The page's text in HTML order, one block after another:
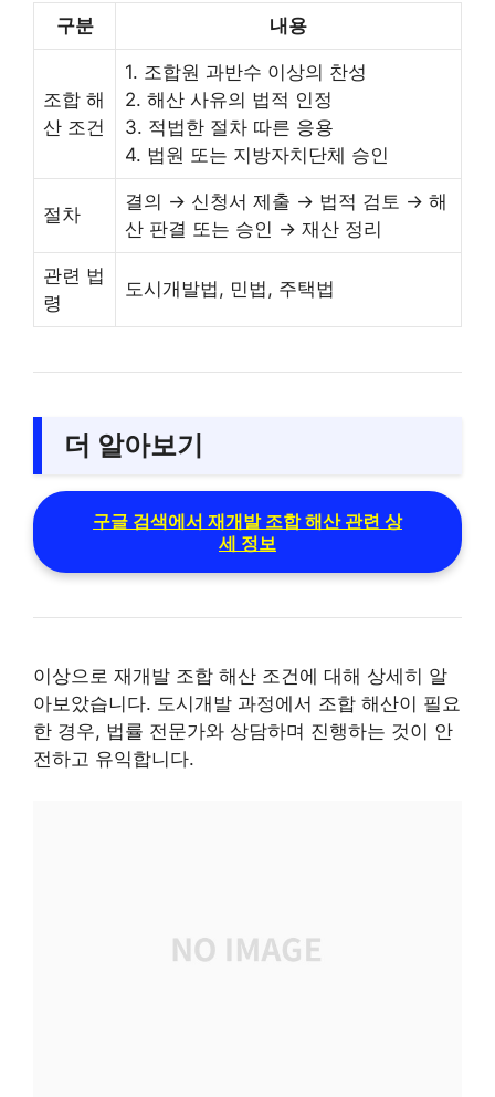
구분 내용
조합 해
산 조건
1. 조합원 과반수 이상의 찬성
2. 해산 사유의 법적 인정
3. 적법한 절차 따른 응용
4. 법원 또는 지방자치단체 승인
절차
결의 → 신청서 제출 → 법적 검토 → 해
산 판결 또는 승인 → 재산 정리
관련 법
령
도시개발법, 민법, 주택법
더 알아보기
구글 검색에서 재개발 조합 해산 관련 상
세 정보
이상으로 재개발 조합 해산 조건에 대해 상세히 알
아보았습니다. 도시개발 과정에서 조합 해산이 필요
한 경우, 법률 전문가와 상담하며 진행하는 것이 안
전하고 유익합니다.